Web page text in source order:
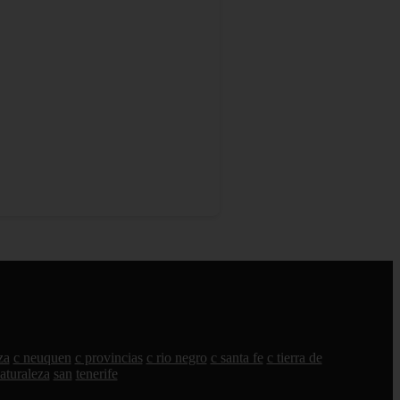
c neuquen c provincias c rio negro c santa fe c tierra de
san tenerife